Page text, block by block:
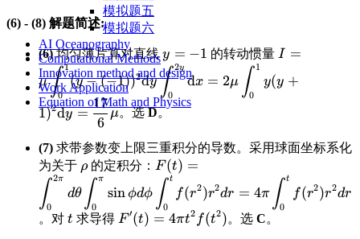
模拟题五
模拟题六
AI Oceanography
Computational Methods
Innovation method and design
Work Application
Equation of Math and Physics
r)r \text{d} r =
2\pi \left[ 3r^2 -
\frac{r^4}{4} -
\frac{r^3}{3}
\right]_0^2 =
2\pi(12 - 4 -
\frac{8}{3}) =
(6) - (8) 解题简述:
(6)均匀薄片算对直线\displaystyle
y=-1
y = −1 的转动惯量 \displaystyle
\int_0^1 (y-
\int_0^{2y}
\text{d}x =
2\mu
\int_0^1
y(y+1) ^2
I =
μ∫0
1
(y −(−1))2dy ∫0
2y
dx = 2μ ∫0
1
y(y +
1)2dy =
6
17
μ。选 D。
(7) 求带参数变上限三重积分的导数。采用球面坐标系化
为关于 \displaystyle
\rho
ρ的定积分： \displaystyle
F(t) =
\int_0^{2\pi}
d\theta
\int_0^\pi
F (t) =
∫0
2π
dθ ∫0
π
sinϕdϕ ∫0
t
f(r2)r2dr = 4π ∫0
t
f(r2)r2dr
。对 \displaystyle
t 求导得 \displaystyle
F ′(t) = 4πt2 f(t2)。选 C。